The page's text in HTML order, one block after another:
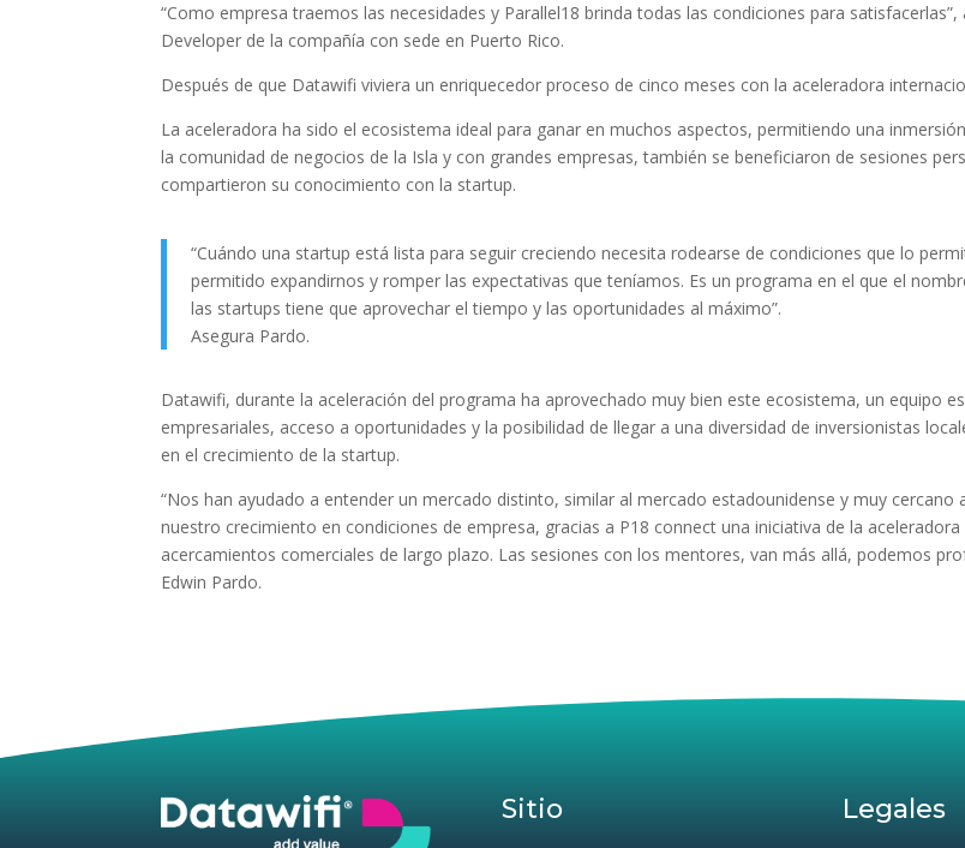
“Como empresa traemos las necesidades y Parallel18 brinda todas las condiciones para
Developer de la compañía con sede en Puerto Rico.
Después de que Datawifi viviera un enriquecedor proceso de cinco meses con la aceleradora
La aceleradora ha sido el ecosistema ideal para ganar en muchos aspectos, permitiendo una
la comunidad de negocios de la Isla y con grandes empresas, también se beneficiaron de sesiones
compartieron su conocimiento con la startup.
“Cuándo una startup está lista para seguir creciendo necesita rodearse de condiciones que lo
permitido expandirnos y romper las expectativas que teníamos. Es un programa en el que el
las startups tiene que aprovechar el tiempo y las oportunidades al máximo”.
Asegura Pardo.
Datawifi, durante la aceleración del programa ha aprovechado muy bien este ecosistema, un equipo
empresariales, acceso a oportunidades y la posibilidad de llegar a una diversidad de inversionistas
en el crecimiento de la startup.
“Nos han ayudado a entender un mercado distinto, similar al mercado estadounidense y muy
nuestro crecimiento en condiciones de empresa, gracias a P18 connect una iniciativa de la
acercamientos comerciales de largo plazo. Las sesiones con los mentores, van más allá, podemos
Edwin Pardo.
Sitio Legales